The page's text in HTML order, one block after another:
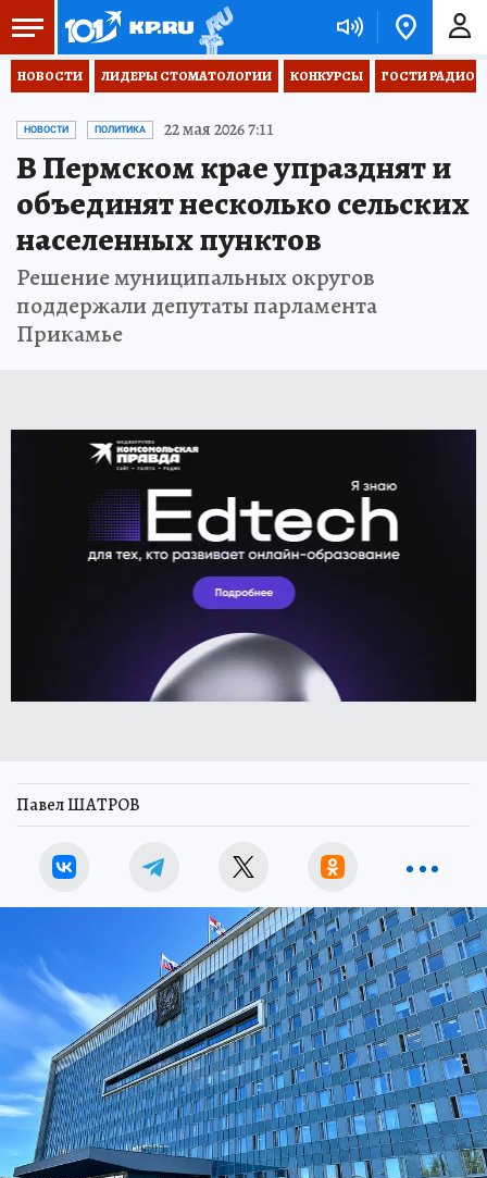
НОВОСТИ ЛИДЕРЫ СТОМАТОЛОГИИ КОНКУРСЫ ГОСТИ РАДИО
НОВОСТИ ПОЛИТИКА 22 мая 2026 7:11
В Пермском крае упразднят и
объединят несколько сельских
населенных пунктов
Решение муниципальных округов
поддержали депутаты парламента
Прикамье
Павел ШАТРОВ